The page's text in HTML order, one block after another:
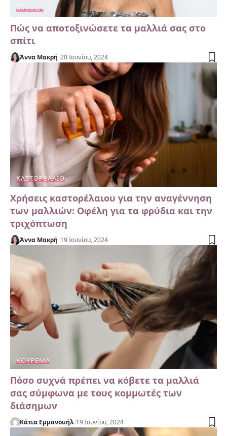
ΜΑΛΛΙΆ
Πώς να αποτοξινώσετε τα μαλλιά σας στο
σπίτι
Άννα Μακρή 20 Ιουνίου, 2024
ΚΑΣΤΟΡΈΛΑΙΟ
Χρήσεις καστορέλαιου για την αναγέννηση
των μαλλιών: Οφέλη για τα φρύδια και την
τριχόπτωση
Άννα Μακρή 19 Ιουνίου, 2024
ΚΟΎΡΕΜΑ
Πόσο συχνά πρέπει να κόβετε τα μαλλιά
σας σύμφωνα με τους κομμωτές των
διάσημων
Κάτια Εμμανουήλ 19 Ιουνίου, 2024